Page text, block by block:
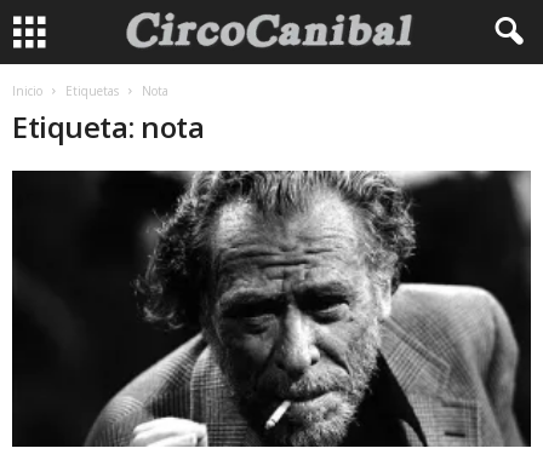
Inicio Etiquetas Nota
Etiqueta: nota